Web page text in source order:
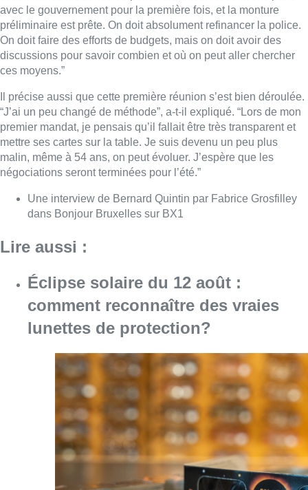
Une interview de Bernard Quintin par Fabrice Grosfilley
dans Bonjour Bruxelles sur BX1
Lire aussi :
Éclipse solaire du 12 août :
comment reconnaître des vraies
lunettes de protection?
06 août 2026Consulter l'article "Éclipse solaire du 12
Le trafic ferroviaire adapté à
Bruxelles du 8 au 29 août pour des
travaux à Bockstael